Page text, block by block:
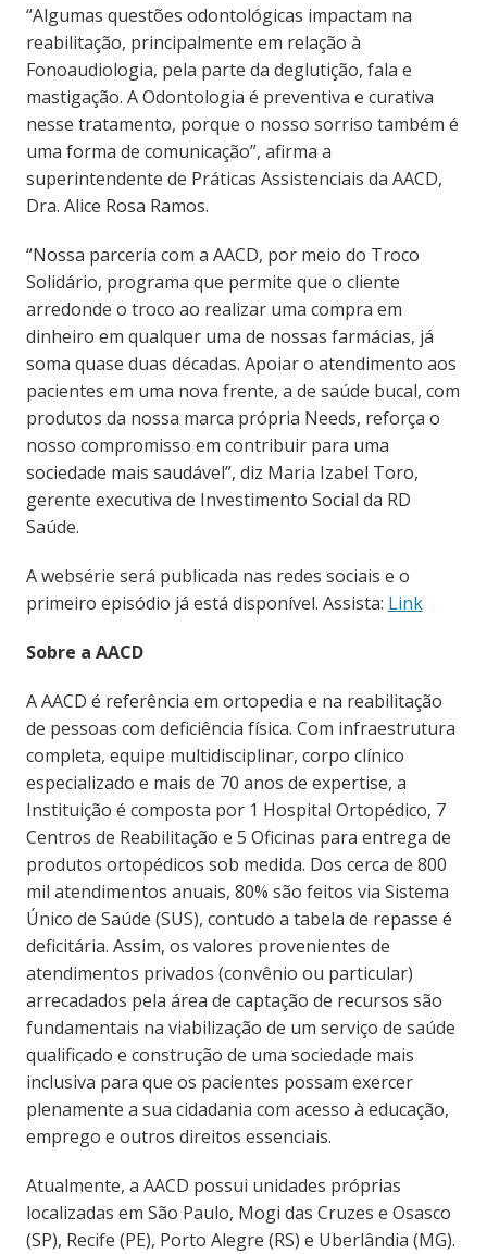
“Algumas questões odontológicas impactam na
reabilitação, principalmente em relação à
Fonoaudiologia, pela parte da deglutição, fala e
mastigação. A Odontologia é preventiva e curativa
nesse tratamento, porque o nosso sorriso também é
uma forma de comunicação”, afirma a
superintendente de Práticas Assistenciais da AACD,
Dra. Alice Rosa Ramos.
“Nossa parceria com a AACD, por meio do Troco
Solidário, programa que permite que o cliente
arredonde o troco ao realizar uma compra em
dinheiro em qualquer uma de nossas farmácias, já
soma quase duas décadas. Apoiar o atendimento aos
pacientes em uma nova frente, a de saúde bucal, com
produtos da nossa marca própria Needs, reforça o
nosso compromisso em contribuir para uma
sociedade mais saudável”, diz Maria Izabel Toro,
gerente executiva de Investimento Social da RD
Saúde.
A websérie será publicada nas redes sociais e o
primeiro episódio já está disponível. Assista: Link
Sobre a AACD
A AACD é referência em ortopedia e na reabilitação
de pessoas com deficiência física. Com infraestrutura
completa, equipe multidisciplinar, corpo clínico
especializado e mais de 70 anos de expertise, a
Instituição é composta por 1 Hospital Ortopédico, 7
Centros de Reabilitação e 5 Oficinas para entrega de
produtos ortopédicos sob medida. Dos cerca de 800
mil atendimentos anuais, 80% são feitos via Sistema
Único de Saúde (SUS), contudo a tabela de repasse é
deficitária. Assim, os valores provenientes de
atendimentos privados (convênio ou particular)
arrecadados pela área de captação de recursos são
fundamentais na viabilização de um serviço de saúde
qualificado e construção de uma sociedade mais
inclusiva para que os pacientes possam exercer
plenamente a sua cidadania com acesso à educação,
emprego e outros direitos essenciais.
Atualmente, a AACD possui unidades próprias
localizadas em São Paulo, Mogi das Cruzes e Osasco
(SP), Recife (PE), Porto Alegre (RS) e Uberlândia (MG).